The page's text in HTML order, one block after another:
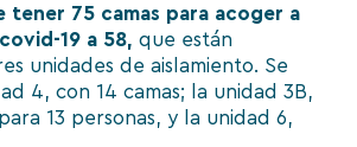
tener 75 camas para acoger a
19 a 58, que están
unidades de aislamiento. Se
4, con 14 camas; la unidad 3B,
13 personas, y la unidad 6,